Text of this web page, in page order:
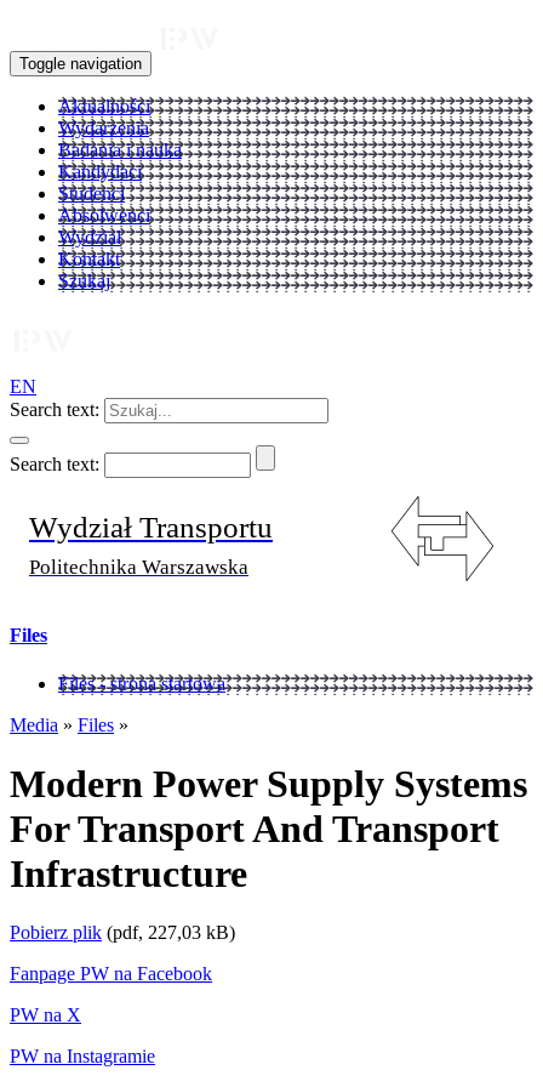
Toggle navigation
Aktualności
Wydarzenia
Badania i nauka
Kandydaci
Studenci
Absolwenci
Wydział
Kontakt
Szukaj
EN
Search text:
Search text:
Wydział Transportu
Politechnika Warszawska
Files
Files - strona startowa
Media » Files »
Modern Power Supply Systems
For Transport And Transport
Infrastructure
Pobierz plik (pdf, 227,03 kB)
Fanpage PW na Facebook
PW na X
PW na Instagramie